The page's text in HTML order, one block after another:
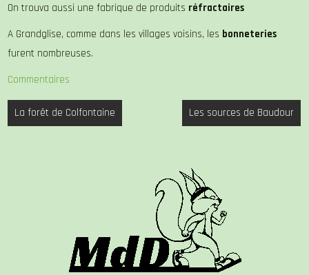
On trouva aussi une fabrique de produits réfractaires
A Grandglise, comme dans les villages voisins, les bonneteries
furent nombreuses.
Commentaires
Navigation
de
La forêt de Colfontaine Les sources de Baudour